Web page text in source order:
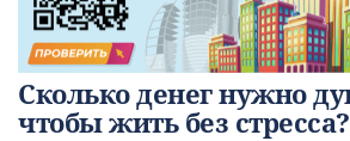
Сколько денег нужно
чтобы жить без стресса?